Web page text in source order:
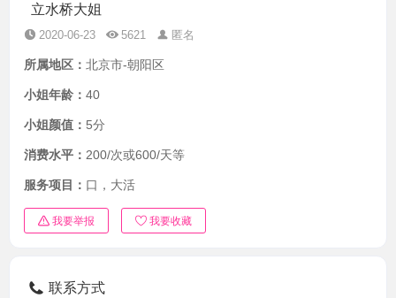
立水桥大姐
2020-06-23 5621 匿名
所属地区： 北京市-朝阳区
小姐年龄： 40
小姐颜值： 5分
消费水平： 200/次或600/天等
服务项目： 口，大活
我要举报 我要收藏
联系方式